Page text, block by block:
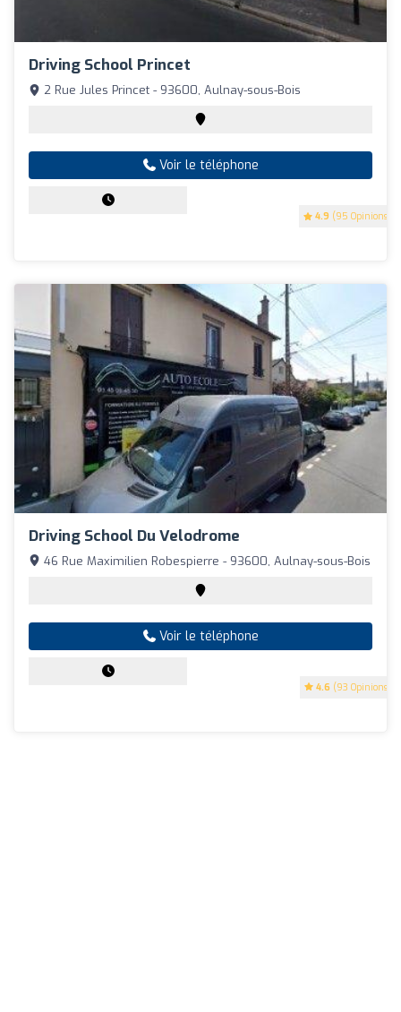
Driving School Princet
4.9 (95 Opinions)
2 Rue Jules Princet - 93600, Aulnay-sous-Bois
Voir le téléphone
Driving School Du Velodrome
4.6 (93 Opinions)
46 Rue Maximilien Robespierre - 93600, Aulnay-sous-Bois
Voir le téléphone